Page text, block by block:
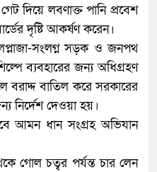
দিয়ে লবণাক্ত পানি প্রবেশ
দৃষ্টি আকর্ষণ করেন।
সংলগ্ন সড়ক ও জনপথ
ব্যবহারের জন্য অধিগ্রহণ
বরাদ্দ বাতিল করে সরকারের
নির্দেশ দেওয়া হয়।
আমন ধান সংগ্রহ অভিযান
গোল চত্বর পর্যন্ত চার লেন